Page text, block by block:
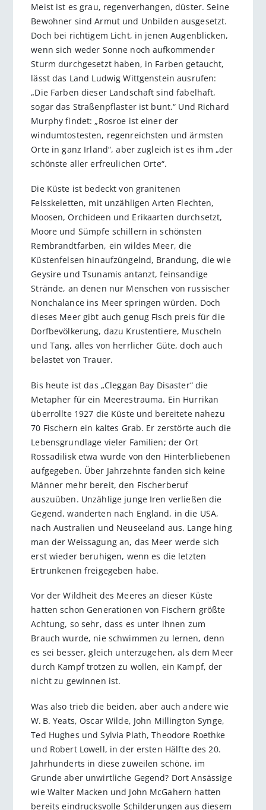
Meist ist es grau, regenverhangen, düster. Seine
Bewohner sind Armut und Unbilden ausgesetzt.
Doch bei richtigem Licht, in jenen Augenblicken,
wenn sich weder Sonne noch aufkommender
Sturm durchgesetzt haben, in Farben getaucht,
lässt das Land Ludwig Wittgenstein ausrufen:
„Die Farben dieser Landschaft sind fabelhaft,
sogar das Straßenpflaster ist bunt.“ Und Richard
Murphy findet: „Rosroe ist einer der
windumtostesten, regenreichsten und ärmsten
Orte in ganz Irland“, aber zugleich ist es ihm „der
schönste aller erfreulichen Orte“.
Die Küste ist bedeckt von granitenen
Felsskeletten, mit unzähligen Arten Flechten,
Moosen, Orchideen und Erikaarten durchsetzt,
Moore und Sümpfe schillern in schönsten
Rembrandtfarben, ein wildes Meer, die
Küstenfelsen hinaufzüngelnd, Brandung, die wie
Geysire und Tsunamis antanzt, feinsandige
Strände, an denen nur Menschen von russischer
Nonchalance ins Meer springen würden. Doch
dieses Meer gibt auch genug Fisch preis für die
Dorfbevölkerung, dazu Krustentiere, Muscheln
und Tang, alles von herrlicher Güte, doch auch
belastet von Trauer.
Bis heute ist das „Cleggan Bay Disaster“ die
Metapher für ein Meerestrauma. Ein Hurrikan
überrollte 1927 die Küste und bereitete nahezu
70 Fischern ein kaltes Grab. Er zerstörte auch die
Lebensgrundlage vieler Familien; der Ort
Rossadilisk etwa wurde von den Hinterbliebenen
aufgegeben. Über Jahrzehnte fanden sich keine
Männer mehr bereit, den Fischerberuf
auszuüben. Unzählige junge Iren verließen die
Gegend, wanderten nach England, in die USA,
nach Australien und Neuseeland aus. Lange hing
man der Weissagung an, das Meer werde sich
erst wieder beruhigen, wenn es die letzten
Ertrunkenen freigegeben habe.
Vor der Wildheit des Meeres an dieser Küste
hatten schon Generationen von Fischern größte
Achtung, so sehr, dass es unter ihnen zum
Brauch wurde, nie schwimmen zu lernen, denn
es sei besser, gleich unterzugehen, als dem Meer
durch Kampf trotzen zu wollen, ein Kampf, der
nicht zu gewinnen ist.
Was also trieb die beiden, aber auch andere wie
W. B. Yeats, Oscar Wilde, John Millington Synge,
Ted Hughes und Sylvia Plath, Theodore Roethke
und Robert Lowell, in der ersten Hälfte des 20.
Jahrhunderts in diese zuweilen schöne, im
Grunde aber unwirtliche Gegend? Dort Ansässige
wie Walter Macken und John McGahern hatten
bereits eindrucksvolle Schilderungen aus diesem